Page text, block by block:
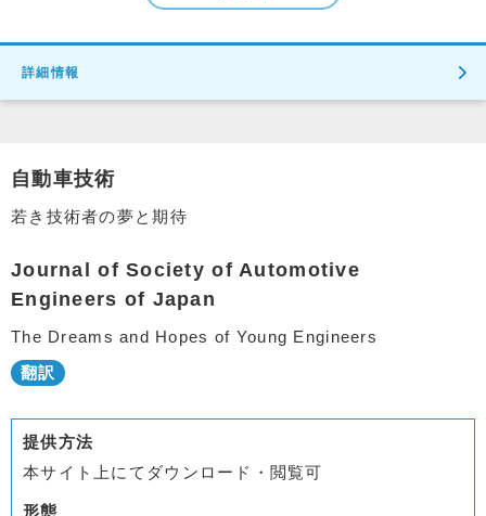
詳細情報
自動車技術
若き技術者の夢と期待
Journal of Society of Automotive
Engineers of Japan
The Dreams and Hopes of Young Engineers
提供方法
本サイト上にてダウンロード・閲覧可
形態